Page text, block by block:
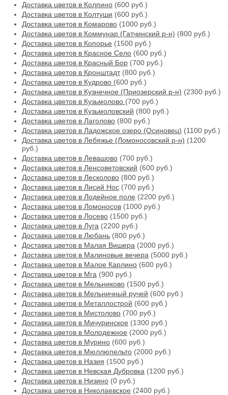
Доставка цветов в Колпино (600 руб.)
Доставка цветов в Колтуши (600 руб.)
Доставка цветов в Комарово (1000 руб.)
Доставка цветов в Коммунар (Гатчинский р-н) (800 руб.)
Доставка цветов в Копорье (1500 руб.)
Доставка цветов в Красное Село (600 руб.)
Доставка цветов в Красный Бор (700 руб.)
Доставка цветов в Кронштадт(800 руб.)
Доставка цветов в Кудрово (600 руб.)
Доставка цветов в Кузнечное (Приозерский р-н) (2300 руб.)
Доставка цветов в Кузьмолово (700 руб.)
Доставка цветов в Кузьмоловский (800 руб.)
Доставка цветов в Лаголово (800 руб.)
Доставка цветов в Ладожское озеро (Осиновец) (1100 руб.)
Доставка цветов в Лебяжье (Ломоносовский р-н) (1200
руб.)
Доставка цветов в Левашово (700 руб.)
Доставка цветов в Ленсоветовский (600 руб.)
Доставка цветов в Лесколово (800 руб.)
Доставка цветов в Лисий Нос (700 руб.)
Доставка цветов в Лодейное поле (2200 руб.)
Доставка цветов в Ломоносов (1000 руб.)
Доставка цветов в Лосево (1500 руб.)
Доставка цветов в Луга (2200 руб.)
Доставка цветов в Любань (800 руб.)
Доставка цветов в Малая Вишера (2000 руб.)
Доставка цветов в Малиновые вечера (5000 руб.)
Доставка цветов в Малое Карлино (600 руб.)
Доставка цветов в Мга (900 руб.)
Доставка цветов в Мельниково (1500 руб.)
Доставка цветов в Мельничный ручей (600 руб.)
Доставка цветов в Металлострой (600 руб.)
Доставка цветов в Мистолово (700 руб.)
Доставка цветов в Мичуринское (1300 руб.)
Доставка цветов в Молодежное (2000 руб.)
Доставка цветов в Мурино (600 руб.)
Доставка цветов в Мюллюпельто (2000 руб.)
Доставка цветов в Назия (1500 руб.)
Доставка цветов в Невская Дубровка (1200 руб.)
Доставка цветов в Низино (0 руб.)
Доставка цветов в Николаевское (2400 руб.)